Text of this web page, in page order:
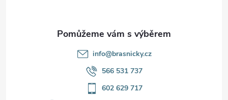
info@brasnicky.cz
566 531 737
602 629 717